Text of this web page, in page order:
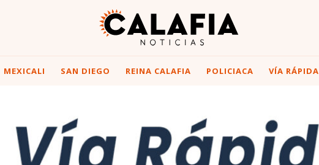
MEXICALI SAN DIEGO REINA CALAFIA POLICIACA VÍA RÁPIDA